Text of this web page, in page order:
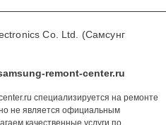
Co. Ltd. (Самсунг
remont-center.ru
специализируется на ремонте
не является официальным
качественные услуги по